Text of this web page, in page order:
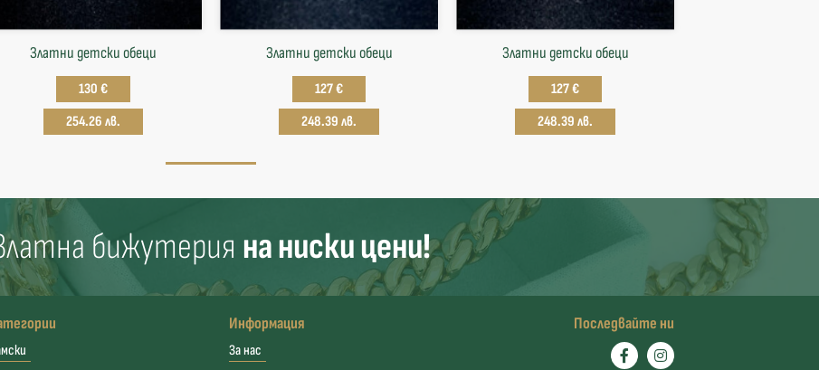
Златни детски обеци
130 €
254.26 лв.
Златни детски обеци
127 €
248.39 лв.
Златни детски обеци
127 €
248.39 лв.
бижутерия на ниски цени!
Информация
За нас
Последвайте ни